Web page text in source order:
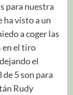
para nuestra
ha visto a un
a coger las
en el tiro
el
5 son para
Rudy